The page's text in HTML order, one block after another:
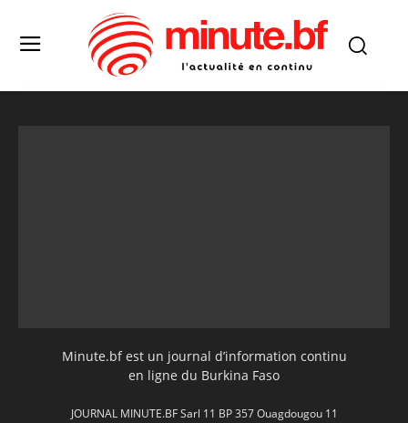
Minute.bf est un journal d’information continu
en ligne du Burkina Faso
JOURNAL MINUTE.BF Sarl 11 BP 357 Ouagdougou 11